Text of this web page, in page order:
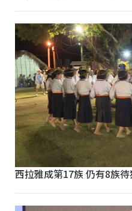
西拉雅成第17族 仍有8族